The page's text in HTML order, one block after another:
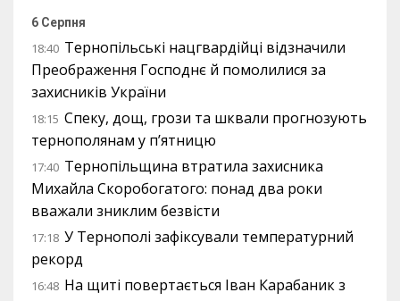
6 Серпня
18:40 Тернопільські нацгвардійці відзначили
Преображення Господнє й помолилися за
захисників України
18:15 Спеку, дощ, грози та шквали прогнозують
тернополянам у п’ятницю
17:40 Тернопільщина втратила захисника
Михайла Скоробогатого: понад два роки
вважали зниклим безвісти
17:18 У Тернополі зафіксували температурний
рекорд
16:48 На щиті повертається Іван Карабаник з